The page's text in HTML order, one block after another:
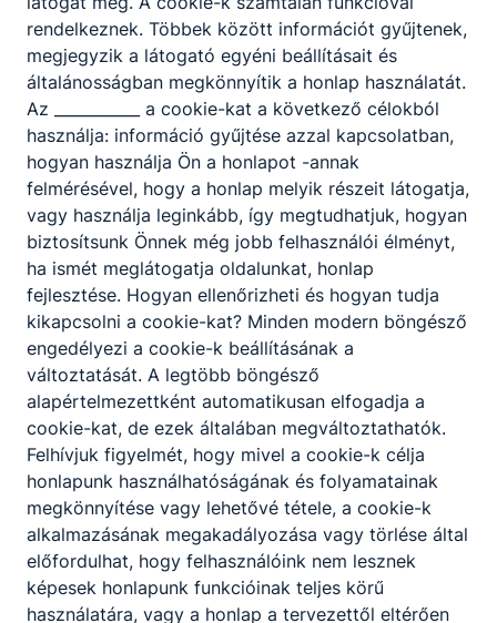
Magyar nyelv és irodalom
Letöltés
11/B
Csatolt fájlok
Magyar nyelv és irodalom
Letöltés
12/A
Faipari CAD és CNC technológia
rendelkeznek. Többek között információt gyűjtenek,
megjegyzik a látogató egyéni beállításait és
általánosságban megkönnyítik a honlap használatát.
Az ___________ a cookie-kat a következő célokból
használja: információ gyűjtése azzal kapcsolatban,
hogyan használja Ön a honlapot -annak
felmérésével, hogy a honlap melyik részeit látogatja,
vagy használja leginkább, így megtudhatjuk, hogyan
biztosítsunk Önnek még jobb felhasználói élményt,
ha ismét meglátogatja oldalunkat, honlap
fejlesztése. Hogyan ellenőrizheti és hogyan tudja
kikapcsolni a cookie-kat? Minden modern böngésző
engedélyezi a cookie-k beállításának a
változtatását. A legtöbb böngésző
alapértelmezettként automatikusan elfogadja a
cookie-kat, de ezek általában megváltoztathatók.
Felhívjuk figyelmét, hogy mivel a cookie-k célja
honlapunk használhatóságának és folyamatainak
megkönnyítése vagy lehetővé tétele, a cookie-k
alkalmazásának megakadályozása vagy törlése által
előfordulhat, hogy felhasználóink nem lesznek
képesek honlapunk funkcióinak teljes körű
használatára, vagy a honlap a tervezettől eltérően